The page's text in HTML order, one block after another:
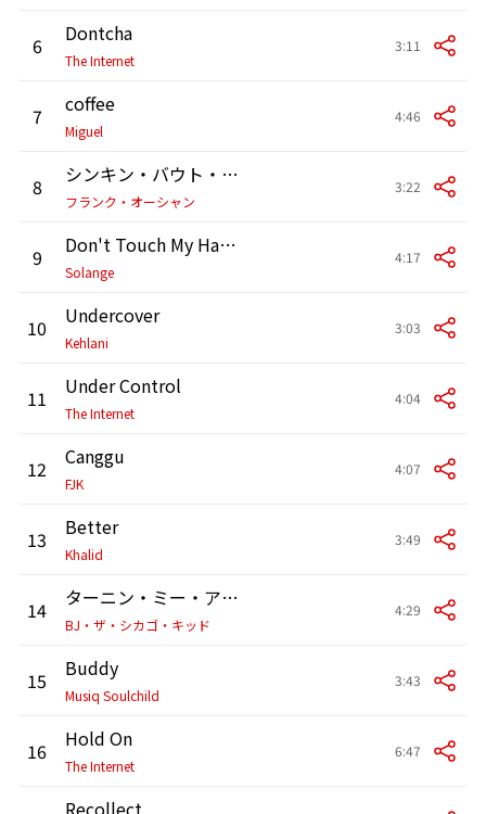
6 Dontcha
The Internet
3:11
7 coffee
Miguel
4:46
8 シンキン・バウト・ユー
フランク・オーシャン
3:22
9 Don't Touch My Hair feat. Sampha
Solange
4:17
10 Undercover
Kehlani
3:03
11 Under Control
The Internet
4:04
12 Canggu
FJK
4:07
13 Better
Khalid
3:49
14 ターニン・ミー・アップ
BJ・ザ・シカゴ・キッド
4:29
15 Buddy
Musiq Soulchild
3:43
16 Hold On
The Internet
6:47
Recollect